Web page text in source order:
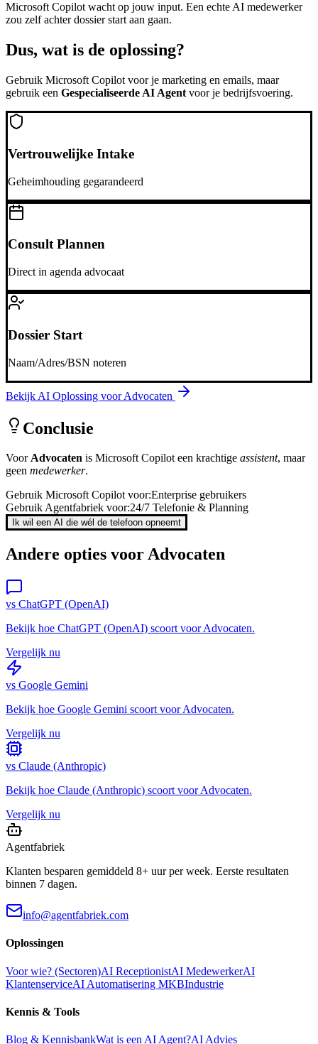
Microsoft Copilotwacht op jouw input. Een echte AI medewerker
zou zelf achterdossier startaan gaan.
Dus, wat is de oplossing?
Gebruik Microsoft Copilot voor je marketing en emails, maar
gebruik een Gespecialiseerde AI Agent voor je bedrijfsvoering.
Vertrouwelijke Intake
Geheimhouding gegarandeerd
Consult Plannen
Direct in agenda advocaat
Dossier Start
Naam/Adres/BSN noteren
Bekijk AI Oplossing voorAdvocaten
Conclusie
VoorAdvocaten is Microsoft Copiloteen krachtige assistent, maar
geen medewerker.
Gebruik Microsoft Copilotvoor:Enterprise gebruikers
Gebruik Agentfabriek voor:24/7 Telefonie & Planning
Ik wil een AI die wél de telefoon opneemt
Andere opties voorAdvocaten
vs ChatGPT (OpenAI)
Bekijk hoe ChatGPT (OpenAI) scoort voorAdvocaten.
Vergelijk nu
vs Google Gemini
Bekijk hoe Google Gemini scoort voorAdvocaten.
Vergelijk nu
vs Claude (Anthropic)
Bekijk hoe Claude (Anthropic) scoort voorAdvocaten.
Vergelijk nu
Agentfabriek
Klanten besparen gemiddeld 8+ uur per week. Eerste resultaten
binnen 7 dagen.
info@agentfabriek.com
Oplossingen
Voor wie? (Sectoren)AI ReceptionistAI MedewerkerAI
KlantenserviceAI Automatisering MKBIndustrie
Kennis & Tools
Blog & KennisbankWat is een AI Agent?AI Advies